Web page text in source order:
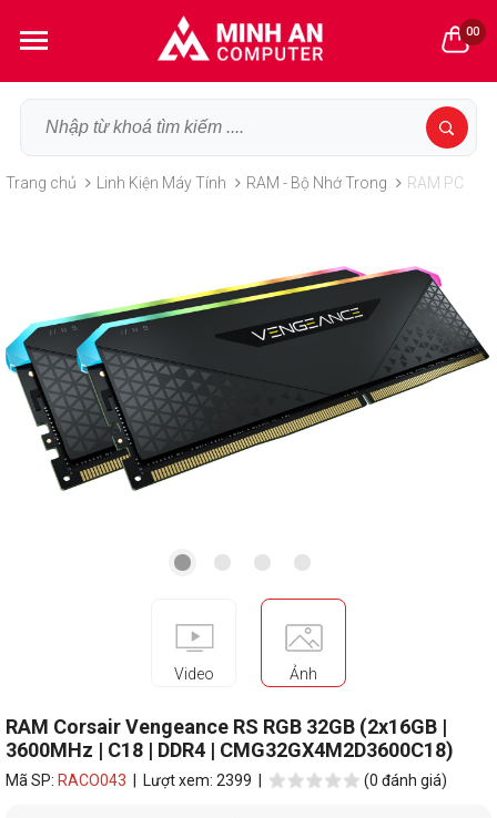
00
Trang chủ Linh Kiện Máy Tính RAM - Bộ Nhớ Trong RAM PC
Video Ảnh
RAM Corsair Vengeance RS RGB 32GB (2x16GB |
3600MHz | C18 | DDR4 | CMG32GX4M2D3600C18)
Mã SP: RACO043 | Lượt xem: 2399 | (0 đánh giá)